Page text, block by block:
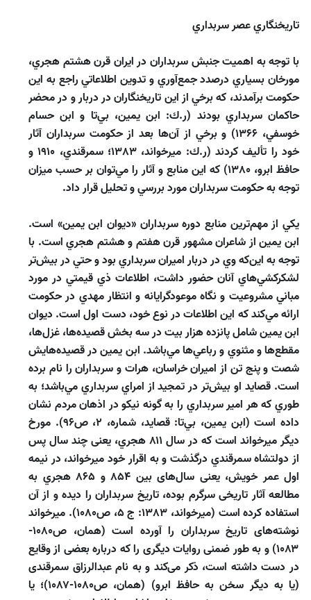
تاريخنگاري عصر سربداري
با توجه به اهميت جنبش سربداران در ايران قرن هشتم هجري،
مورخان بسياري درصدد جمع‌‌آوري و تدوين اطلاعاتي راجع به اين
حكومت برآمدند، كه برخي از اين تاريخنگاران در دربار و در محضر
حاكمان سربداري بودند (ر.ك: ابن يمين، بي‌‌تا و ابن حسام
خوسفي، 1366) و برخي از آن‌ها بعد از حكومت سربداران آثار
خود را تأليف كردند (ر.ك: ميرخواند، 1383؛ سمرقندي، 1910 و
حافظ ابرو، 1380) كه اين منابع و آثار را مي‌‌توان بر حسب ميزان
توجه به حكومت سربداران مورد بررسي و تحليل قرار داد.
يكي از مهم‌‌ترين منابع دوره سربداران «ديوان ابن يمين» است.
ابن يمين از شاعران مشهور قرن هفتم و هشتم هجري است. با
توجه به اين‌كه وي در دربار اميران سربداري بود و حتي در بيش‌‌تر
لشكركشي‌‌هاي آنان حضور داشت، اطلاعات ذي قيمتي در مورد
مباني مشروعيت و نگاه موعودگرايانه و انتظار مهدي در حكومت
ارائه مي‌‌كند كه اين اطلاعات در نوع خود، دست اول است. ديوان
ابن يمين شامل پانزده هزار بيت در سه بخش قصيده‌‌ها، غزل‌‌ها،
مقطع‌ها و مثنوي و رباعي‌‌ها مي‌‌باشد. ابن يمين در قصيده‌‌هايش
شصت و پنج تن از اميران خراسان، هرات و سربداران را نام برده
است. قصايد او بيش‌‌تر در تمجيد از امراي سربداري مي‌‌باشد؛ به
طوري كه هر امير سربداري را به گونه نيكو در اذهان مردم نشان
داده است (ابن يمين، بي‌‌تا: قصايد، شماره، 2، ص96). مورخ
ديگر ميرخواند است كه در سال ۸۱۱ هجري، يعنى چند سال پس
از دولتشاه سمرقندي درگذشت و به اقرار خود ميرخواند، در نيمه
اول عمر خويش، يعنى سال‌هاى بين ۸۵۴ و ۸۶۵ هجري به
مطالعه آثار تاريخى سرگرم بوده، تاريخ سربداران را ديده و از آن
استفاده كرده است (ميرخواند، 1383: ج 5، ص۱۰۸۰). ميرخواند
نوشته‌هاى تاريخ سربداران را آورده است (همان، ص۱۰۸۰-
۱۰۸۳) و به طور ضمنى روايات ديگرى را كه درباره بعضى از وقايع
در دست داشته است، ذكر مى‌كند و به نام عبدالرزاق سمرقندى
(يا به ديگر سخن به حافظ ابرو) (همان، ص۱۰۸۰-۱۰۸۷)؛ يا